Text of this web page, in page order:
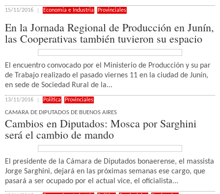
15/11/2016 Economía e Industria , Provinciales
En la Jornada Regional de Producción en Junín,
las Cooperativas también tuvieron su espacio
El encuentro convocado por el Ministerio de Producción y su par
de Trabajo realizado el pasado viernes 11 en la ciudad de Junín,
en sede de Sociedad Rural de la...
13/11/2016 Política , Provinciales
CAMARA DE DIPUTADOS DE BUENOS AIRES
Cambios en Diputados: Mosca por Sarghini
será el cambio de mando
El presidente de la Cámara de Diputados bonaerense, el massista
Jorge Sarghini, dejará en las próximas semanas ese cargo, que
pasará a ser ocupado por el actual vice, el oficialista...